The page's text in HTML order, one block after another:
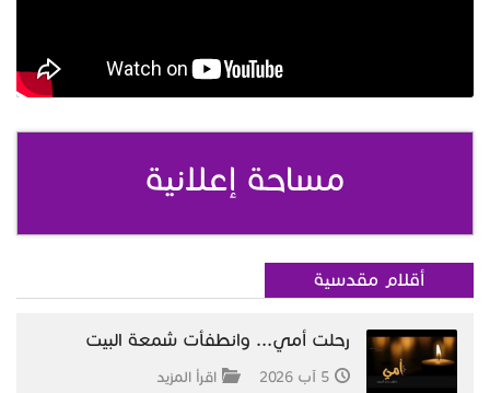
مساحة إعلانية
أقلام مقدسية
رحلت أمي... وانطفأت شمعة البيت
5 آب 2026 اقرأ المزيد